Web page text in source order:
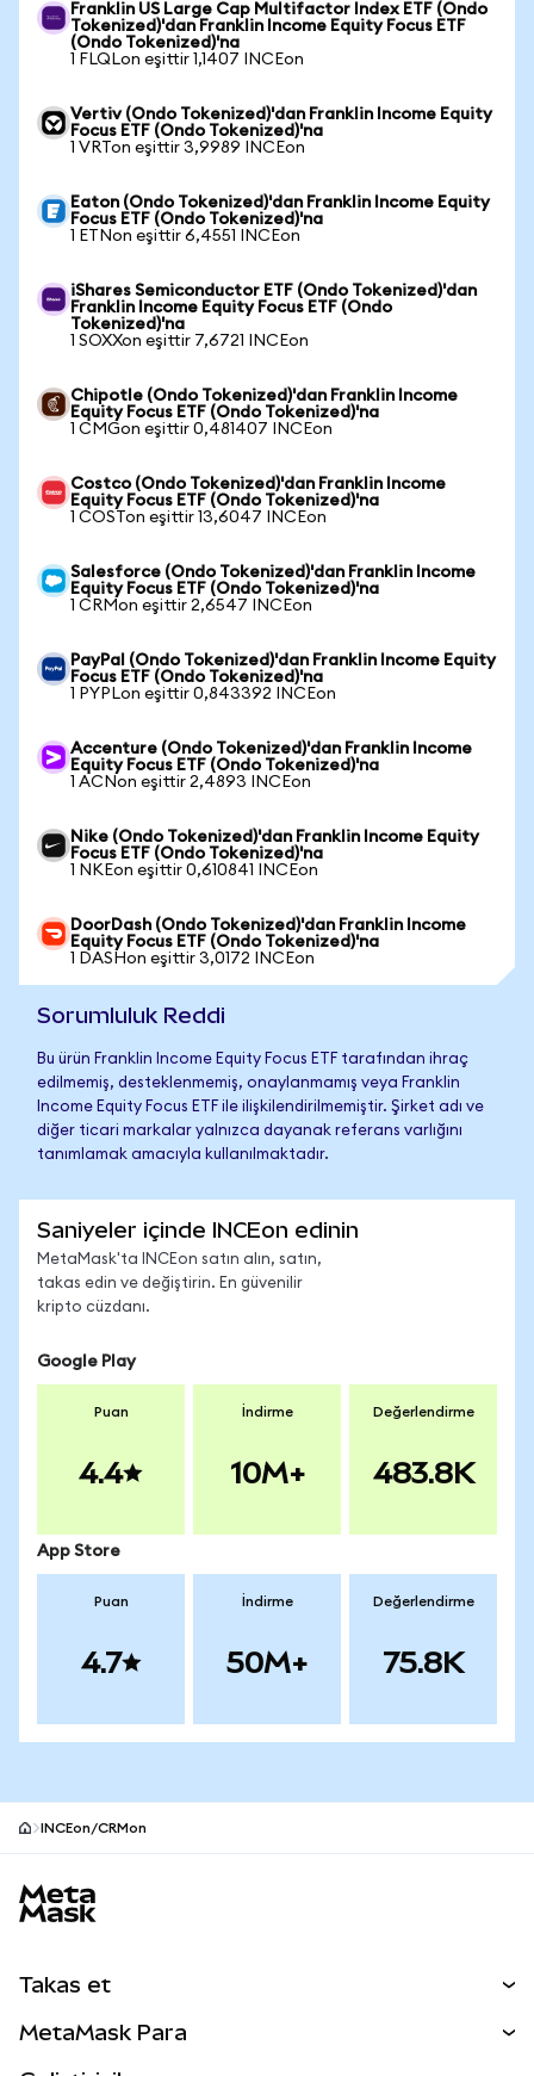
Franklin US Large Cap Multifactor Index ETF (Ondo
Tokenized)'dan Franklin Income Equity Focus ETF
(Ondo Tokenized)'na
1 FLQLon eşittir 1,1407 INCEon
Vertiv (Ondo Tokenized)'dan Franklin Income Equity
Focus ETF (Ondo Tokenized)'na
1 VRTon eşittir 3,9989 INCEon
Eaton (Ondo Tokenized)'dan Franklin Income Equity
Focus ETF (Ondo Tokenized)'na
1 ETNon eşittir 6,4551 INCEon
iShares Semiconductor ETF (Ondo Tokenized)'dan
Franklin Income Equity Focus ETF (Ondo
Tokenized)'na
1 SOXXon eşittir 7,6721 INCEon
Chipotle (Ondo Tokenized)'dan Franklin Income
Equity Focus ETF (Ondo Tokenized)'na
1 CMGon eşittir 0,481407 INCEon
Costco (Ondo Tokenized)'dan Franklin Income
Equity Focus ETF (Ondo Tokenized)'na
1 COSTon eşittir 13,6047 INCEon
Salesforce (Ondo Tokenized)'dan Franklin Income
Equity Focus ETF (Ondo Tokenized)'na
1 CRMon eşittir 2,6547 INCEon
PayPal (Ondo Tokenized)'dan Franklin Income Equity
Focus ETF (Ondo Tokenized)'na
1 PYPLon eşittir 0,843392 INCEon
Accenture (Ondo Tokenized)'dan Franklin Income
Equity Focus ETF (Ondo Tokenized)'na
1 ACNon eşittir 2,4893 INCEon
Nike (Ondo Tokenized)'dan Franklin Income Equity
Focus ETF (Ondo Tokenized)'na
1 NKEon eşittir 0,610841 INCEon
DoorDash (Ondo Tokenized)'dan Franklin Income
Equity Focus ETF (Ondo Tokenized)'na
1 DASHon eşittir 3,0172 INCEon
Sorumluluk Reddi
Bu ürün Franklin Income Equity Focus ETF tarafından ihraç
edilmemiş, desteklenmemiş, onaylanmamış veya Franklin
Income Equity Focus ETF ile ilişkilendirilmemiştir. Şirket adı ve
diğer ticari markalar yalnızca dayanak referans varlığını
tanımlamak amacıyla kullanılmaktadır.
Saniyeler içinde INCEon edinin
MetaMask'ta INCEon satın alın, satın,
takas edin ve değiştirin. En güvenilir
kripto cüzdanı.
Google Play
Puan
4.4
İndirme
10M+
Değerlendirme
483.8K
App Store
Puan
4.7
İndirme
50M+
Değerlendirme
75.8K
INCEon/CRMon
Takas et
MetaMask Para